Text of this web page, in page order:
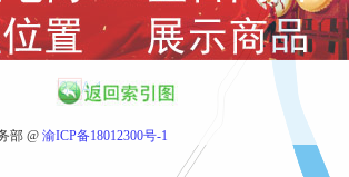
部 @ 渝ICP备18012300号-1